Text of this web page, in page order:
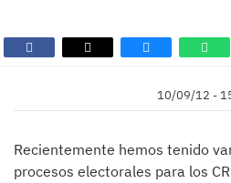
10/09/12 -
Recientemente hemos tenido
procesos electorales para los